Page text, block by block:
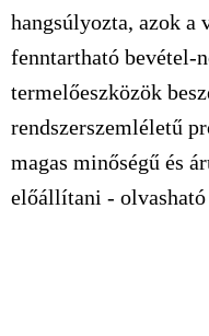
hangsúlyozta, azok a
fenntartható bevétel-
termelőeszközök
rendszerszemléletű
magas minőségű és
előállítani -